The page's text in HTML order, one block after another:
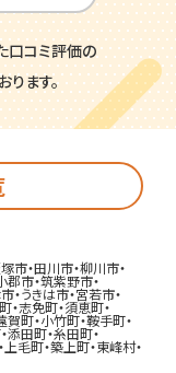
口コミ評価の
ます。
市・田川市・柳川市・
郡市・筑紫野市・
・うきは市・宮若市・
・志免町・須恵町・
賀町・小竹町・鞍手町・
・添田町・糸田町・
上毛町・築上町・東峰村・